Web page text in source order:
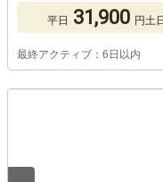
平日 31,900 円土
最終アクティブ：6日以内